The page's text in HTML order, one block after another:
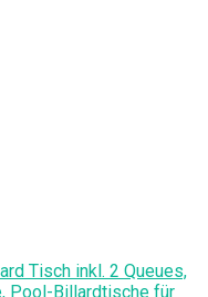
Tisch inkl. 2 Queues,
Pool-Billardtische für